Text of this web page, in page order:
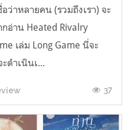
ว่าหลายคน (รวมถึงเรา) จะ
อ่าน Heated Rivalry
เล่ม Long Game นี่จะ
ดำเนินเ...
37